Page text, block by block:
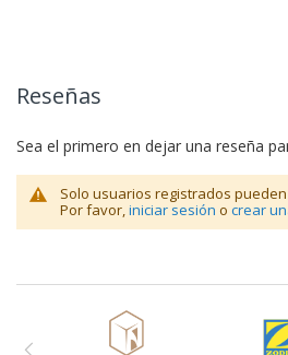
Reseñas
Sea el primero en dejar una reseña
Solo usuarios registrados
Por favor,iniciar sesión o crear